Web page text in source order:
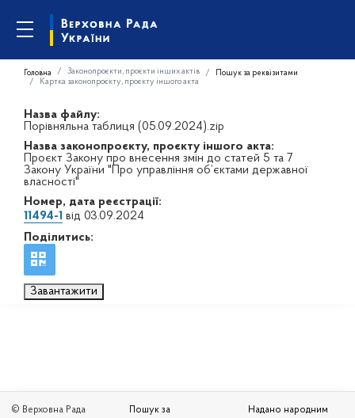
Головна Законопроєкти, проєкти інших актів
Пошук за реквізитами
Картка законопроєкту, проєкту іншого акта
Назва файлу:
Порівняльна таблиця (05.09.2024).zip
Назва законопроєкту, проєкту іншого акта:
Проєкт Закону про внесення змін до статей 5 та 7
Закону України "Про управління об’єктами державної
власності"
Номер, дата реєстрації:
11494-1 від 03.09.2024
Поділитись:
Завантажити
© Верховна Рада
Пошук за
Надано народним